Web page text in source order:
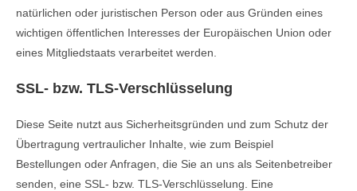
natürlichen oder juristischen Person oder aus Gründen eines
wichtigen öffentlichen Interesses der Europäischen Union oder
eines Mitgliedstaats verarbeitet werden.
SSL- bzw. TLS-Verschlüsselung
Diese Seite nutzt aus Sicherheitsgründen und zum Schutz der
Übertragung vertraulicher Inhalte, wie zum Beispiel
Bestellungen oder Anfragen, die Sie an uns als Seitenbetreiber
senden, eine SSL- bzw. TLS-Verschlüsselung. Eine